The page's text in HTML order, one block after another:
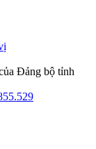
Đảng bộ tỉnh